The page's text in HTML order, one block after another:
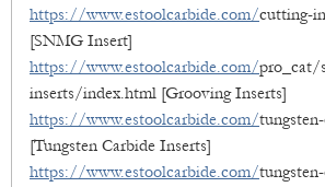
https://www.estoolcarbide.com/cutting-
[SNMG Insert]
https://www.estoolcarbide.com/pro_cat/
inserts/index.html [Grooving Inserts]
https://www.estoolcarbide.com/
[Tungsten Carbide Inserts]
https://www.estoolcarbide.com/